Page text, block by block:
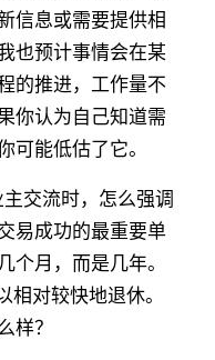
信息或需要提供相
也预计事情会在某
的推进，工作量不
你认为自己知道需
可能低估了它。
交流时，怎么强调
易成功的最重要单
个月，而是几年。
对较快地退休。
样？